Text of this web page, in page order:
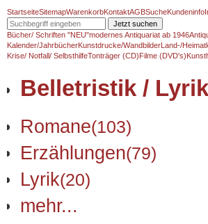
StartseiteSitemapWarenkorbKontaktAGBSucheKundeninfo
Jetzt suchen
Bücher/ Schriften "NEU"modernes Antiquariat ab 1946
Kalender/JahrbücherKunstdrucke/WandbilderLand-/
Krise/ Notfall/ SelbsthilfeTonträger (CD)Filme (DVD's)
Belletristik / Lyrik
Romane(103)
Erzählungen(79)
Lyrik(20)
mehr...